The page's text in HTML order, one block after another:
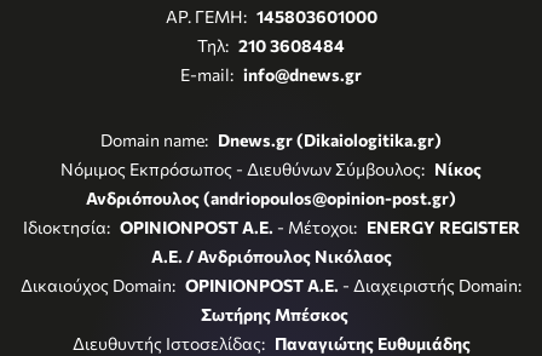
ΑΡ. ΓΕΜΗ: 145803601000
Τηλ: 210 3608484
E-mail: info@dnews.gr
Domain name: Dnews.gr (Dikaiologitika.gr)
Νόμιμος Εκπρόσωπος - Διευθύνων Σύμβουλος: Νίκος
Ανδριόπουλος (andriopoulos@opinion-post.gr)
Ιδιοκτησία: OPINIONPOST A.E. - Μέτοχοι: ENERGY REGISTER
Α.Ε. / Ανδριόπουλος Νικόλαος
Δικαιούχος Domain: OPINIONPOST A.E. - Διαχειριστής Domain:
Σωτήρης Μπέσκος
Διευθυντής Ιστοσελίδας: Παναγιώτης Ευθυμιάδης